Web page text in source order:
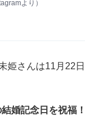
より）
姫さんは11月22
婚記念日を祝福！